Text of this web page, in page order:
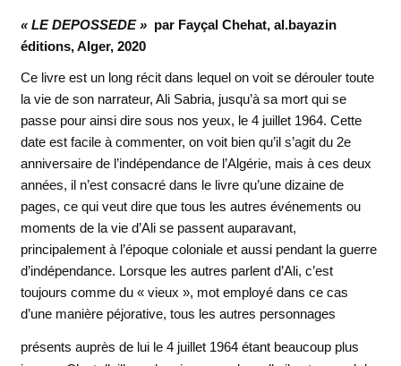
« LE DEPOSSEDE »par Fayçal Chehat, al.bayazin
éditions, Alger, 2020
Ce livre est un long récit dans lequel on voit se dérouler toute
la vie de son narrateur, Ali Sabria, jusqu’à sa mort qui se
passe pour ainsi dire sous nos yeux, le 4 juillet 1964. Cette
date est facile à commenter, on voit bien qu’il s’agit du 2e
anniversaire de l’indépendance de l’Algérie, mais à ces deux
années, il n’est consacré dans le livre qu’une dizaine de
pages, ce qui veut dire que tous les autres événements ou
moments de la vie d’Ali se passent auparavant,
principalement à l’époque coloniale et aussi pendant la guerre
d’indépendance. Lorsque les autres parlent d’Ali, c’est
toujours comme du « vieux », mot employé dans ce cas
d’une manière péjorative, tous les autres personnages
présents auprès de lui le 4 juillet 1964 étant beaucoup plus